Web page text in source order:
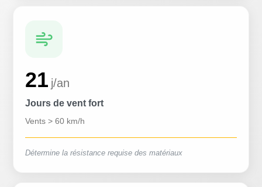
21 j/an
Jours de vent fort
Vents > 60 km/h
Détermine la résistance requise des matériaux